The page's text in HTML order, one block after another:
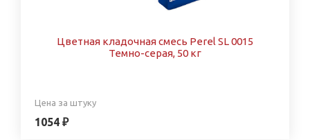
Цветная кладочная смесь Perel SL 0015
Темно-серая, 50 кг
Цена за штуку
1054 ₽